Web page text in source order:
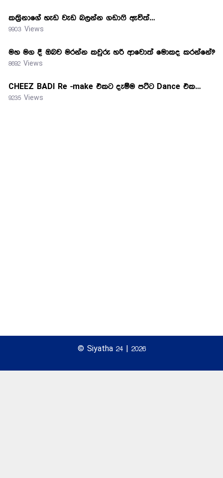
කත්‍රිනාගේ හැඩ වැඩ බලන්න ගඩාෆි ඇවිත්…
9903 Views
මහ මග දී ඔබව මරන්න කවුරු හරි ආවොත් මොකද කරන්නේ?
8692 Views
CHEEZ BADI Re -make එකට දැම්ම පට්ට Dance එක…
9235 Views
© Siyatha 24 | 2026